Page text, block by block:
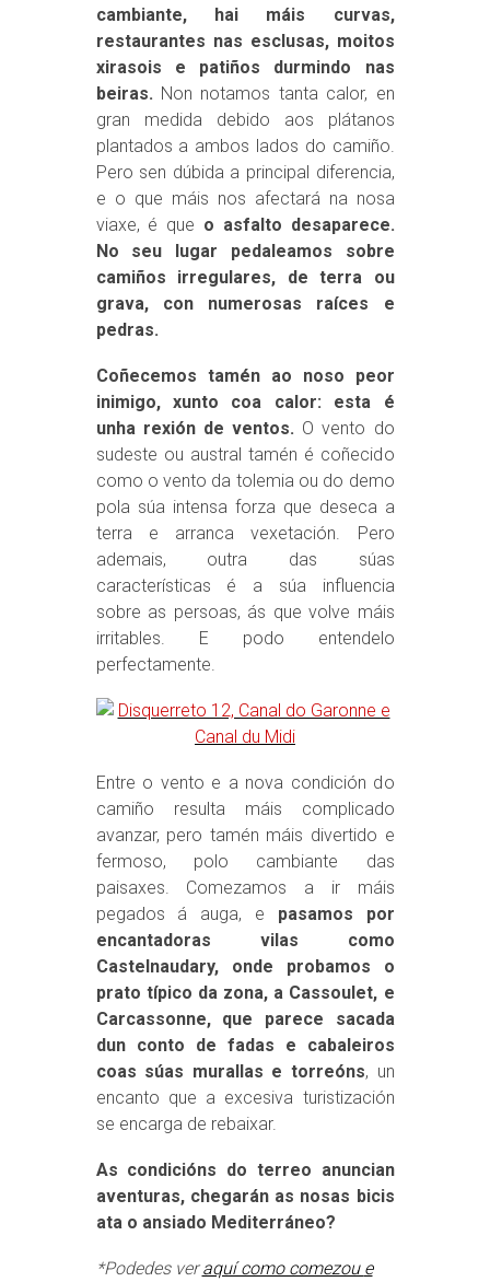
cambiante, hai máis curvas,
restaurantes nas esclusas, moitos
xirasois e patiños durmindo nas
beiras. Non notamos tanta calor, en
gran medida debido aos plátanos
plantados a ambos lados do camiño.
Pero sen dúbida a principal diferencia,
e o que máis nos afectará na nosa
viaxe, é que o asfalto desaparece.
No seu lugar pedaleamos sobre
camiños irregulares, de terra ou
grava, con numerosas raíces e
pedras.
Coñecemos tamén ao noso peor
inimigo, xunto coa calor: esta é
unha rexión de ventos. O vento do
sudeste ou austral tamén é coñecido
como o vento da tolemia ou do demo
pola súa intensa forza que deseca a
terra e arranca vexetación. Pero
ademais, outra das súas
características é a súa influencia
sobre as persoas, ás que volve máis
irritables. E podo entendelo
perfectamente.
Entre o vento e a nova condición do
camiño resulta máis complicado
avanzar, pero tamén máis divertido e
fermoso, polo cambiante das
paisaxes. Comezamos a ir máis
pegados á auga, e pasamos por
encantadoras vilas como
Castelnaudary, onde probamos o
prato típico da zona, a Cassoulet, e
Carcassonne, que parece sacada
dun conto de fadas e cabaleiros
coas súas murallas e torreóns, un
encanto que a excesiva turistización
se encarga de rebaixar.
As condicións do terreo anuncian
aventuras, chegarán as nosas bicis
ata o ansiado Mediterráneo?
*Podedes veraquí como comezou e